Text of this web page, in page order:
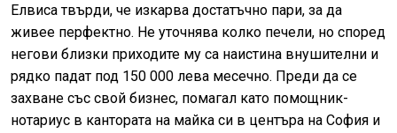
Елвиса твърди, че изкарва достатъчно пари, за да
живее перфектно. Не уточнява колко печели, но според
негови близки приходите му са наистина внушителни и
рядко падат под 150 000 лева месечно. Преди да се
захване със свой бизнес, помагал като помощник-
нотариус в кантората на майка си в центъра на София и